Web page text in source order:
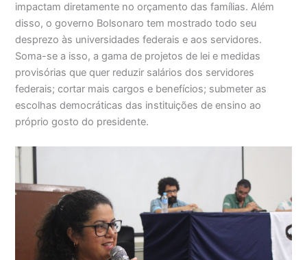
impactam diretamente no orçamento das famílias. Além
disso, o governo Bolsonaro tem mostrado todo seu
desprezo às universidades federais e aos servidores.
Soma-se a isso, a gama de projetos de lei e medidas
provisórias que quer reduzir salários dos servidores
federais; cortar mais cargos e benefícios; submeter as
escolhas democráticas das instituições de ensino ao
próprio gosto do presidente.